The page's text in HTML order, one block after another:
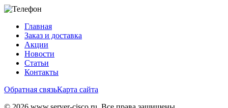
Главная
Заказ и доставка
Акции
Новости
Статьи
Контакты
Обратная связьКарта сайта